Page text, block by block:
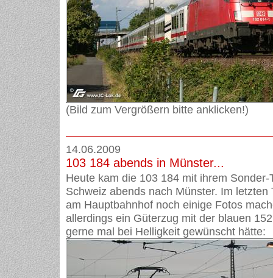
(Bild zum Vergrößern bitte anklicken!)
14.06.2009
103 184 abends in Münster...
Heute kam die 103 184 mit ihrem Sonder-
Schweiz abends nach Münster. Im letzten
am Hauptbahnhof noch einige Fotos
allerdings ein Güterzug mit der blauen
gerne mal bei Helligkeit gewünscht hätte: